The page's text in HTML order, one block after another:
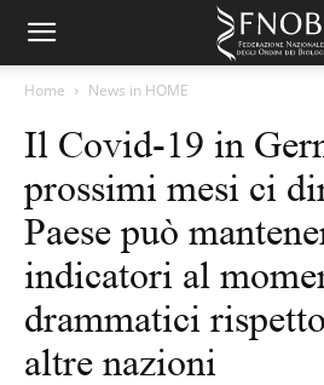
Home News in HOME
Il Covid-19 in
prossimi mesi ci
Paese può
indicatori al
drammatici
altre nazioni